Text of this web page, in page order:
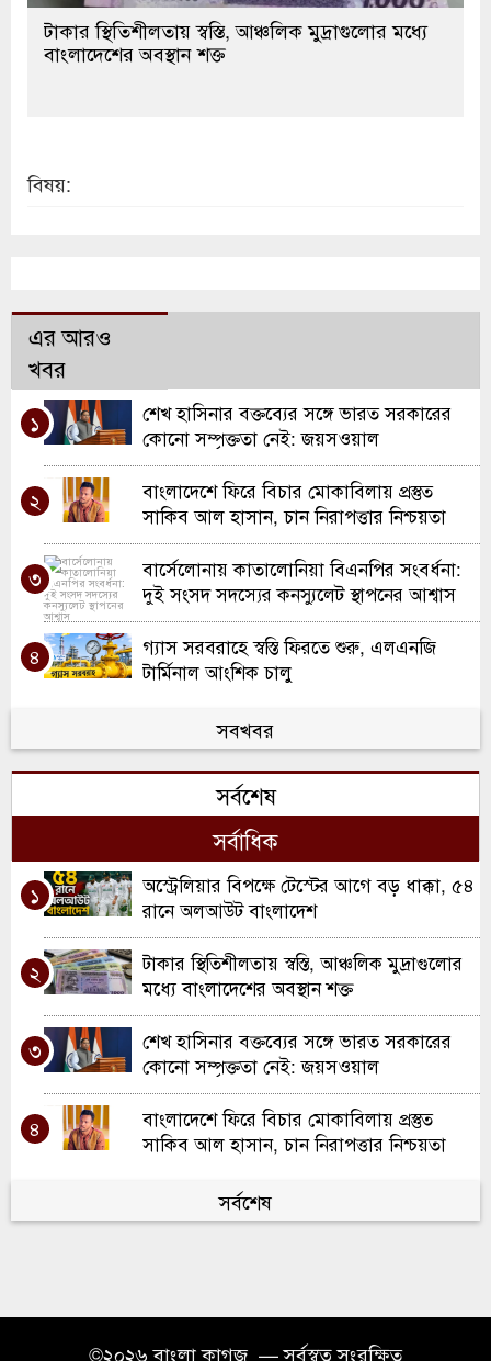
টাকার স্থিতিশীলতায় স্বস্তি, আঞ্চলিক মুদ্রাগুলোর মধ্যে
বাংলাদেশের অবস্থান শক্ত
বিষয়:
এর আরও
খবর
১
শেখ হাসিনার বক্তব্যের সঙ্গে ভারত সরকারের
কোনো সম্পৃক্ততা নেই: জয়সওয়াল
২
বাংলাদেশে ফিরে বিচার মোকাবিলায় প্রস্তুত
সাকিব আল হাসান, চান নিরাপত্তার নিশ্চয়তা
৩
বার্সেলোনায় কাতালোনিয়া বিএনপির সংবর্ধনা:
দুই সংসদ সদস্যের কনস্যুলেট স্থাপনের আশ্বাস
৪
গ্যাস সরবরাহে স্বস্তি ফিরতে শুরু, এলএনজি
টার্মিনাল আংশিক চালু
ইউকের সলফোর্ডে দারুল কিরাত মজিদিয়া
ফুলতলী ট্রাস্টের নতুন শাখার উদ্বোধন
৬
প্রবাসী আয়ে টানা দ্বিতীয় মাসেও ৩ বিলিয়ন
ডলারের নিচে বাংলাদেশ
৭
ঘন ঘন লোডশেডিং, তবুও বিদ্যুৎ বিল বেশি:
জনজীবনে বাড়ছে দুর্ভোগ
৮
৫ আগস্ট ২০২৪: আন্দোলন থেকে ক্ষমতার
পরিবর্তন—বাংলাদেশের ইতিহাসের এক সন্ধিক্ষণ
৯
হবিগঞ্জে জুলাই গণঅভ্যুত্থান উপলক্ষে শিশুদের
চিত্র প্রদর্শনী
১০ কবিতা “অনুজ প্রতিমদের প্রতি”
সবখবর
সর্বশেষ
সর্বাধিক
১
অস্ট্রেলিয়ার বিপক্ষে টেস্টের আগে বড় ধাক্কা, ৫৪
রানে অলআউট বাংলাদেশ
২
টাকার স্থিতিশীলতায় স্বস্তি, আঞ্চলিক মুদ্রাগুলোর
মধ্যে বাংলাদেশের অবস্থান শক্ত
৩
শেখ হাসিনার বক্তব্যের সঙ্গে ভারত সরকারের
কোনো সম্পৃক্ততা নেই: জয়সওয়াল
৪
বাংলাদেশে ফিরে বিচার মোকাবিলায় প্রস্তুত
সাকিব আল হাসান, চান নিরাপত্তার নিশ্চয়তা
বার্সেলোনায় কাতালোনিয়া বিএনপির সংবর্ধনা:
দুই সংসদ সদস্যের কনস্যুলেট স্থাপনের আশ্বাস
ইউকের সলফোর্ডে দারুল কিরাত মজিদিয়া
সর্বশেষ
©২০২৬ বাংলা কাগজ — সর্বস্বত্ব সংরক্ষিত